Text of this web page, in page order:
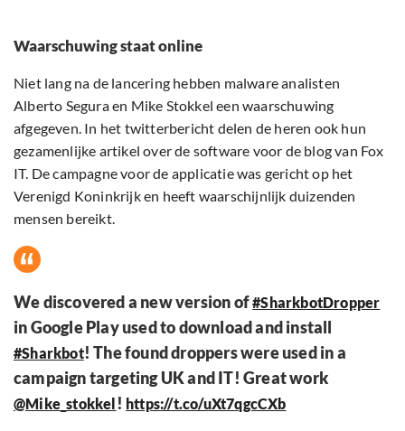
Waarschuwing staat online
Niet lang na de lancering hebben malware analisten
Alberto Segura en Mike Stokkel een waarschuwing
afgegeven. In het twitterbericht delen de heren ook hun
gezamenlijke artikel over de software voor de blog van Fox
IT. De campagne voor de applicatie was gericht op het
Verenigd Koninkrijk en heeft waarschijnlijk duizenden
mensen bereikt.
We discovered a new version of#SharkbotDropper
in Google Play used to download and install
#Sharkbot! The found droppers were used in a
campaign targeting UK and IT! Great work
@Mike_stokkel ! https://t.co/uXt7qgcCXb